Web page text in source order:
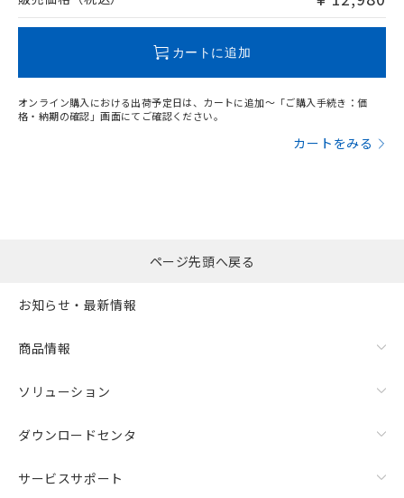
カートに追加
オンライン購入における出荷予定日は、カートに追加～「ご購入手続き：価
格・納期の確認」画面にてご確認ください。
カートをみる
ページ先頭へ戻る
お知らせ・最新情報
商品情報
ソリューション
ダウンロードセンタ
サービスサポート